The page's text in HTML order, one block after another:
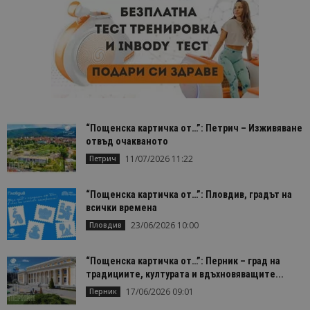
“Пощенска картичка от…”: Петрич – Изживяване
отвъд очакваното
Петрич 11/07/2026 11:22
“Пощенска картичка от…”: Пловдив, градът на
всички времена
Пловдив 23/06/2026 10:00
“Пощенска картичка от…”: Перник – град на
традициите, културата и вдъхновяващите...
Перник 17/06/2026 09:01
is_unique
StatCounter
.statcounter.com
завръщащ
_ga_B09EBBY8PY
.bgtourism.bg
сесията.
_ga_WXPDN4HSCV
.bgtourism.bg